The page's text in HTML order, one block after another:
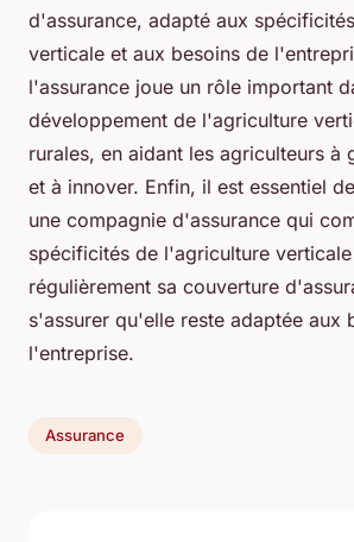
d'assurance, adapté aux
verticale et aux besoins de
l'assurance joue un rôle important
développement de l'agriculture
rurales, en aidant les agriculteurs à
et à innover. Enfin, il est essentiel
une compagnie d'assurance qui
spécificités de l'agriculture
régulièrement sa couverture
s'assurer qu'elle reste adaptée aux
l'entreprise.
Assurance